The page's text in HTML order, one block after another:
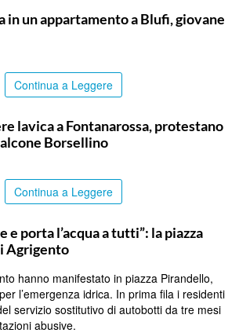
in un appartamento a Blufi, giovane
Continua a Leggere
lavica a Fontanarossa, protestano
Borsellino
Continua a Leggere
e porta l’acqua a tutti”: la piazza
Agrigento
hanno manifestato in piazza Pirandello,
l’emergenza idrica. In prima fila i residenti
servizio sostitutivo di autobotti da tre mesi
abusive.